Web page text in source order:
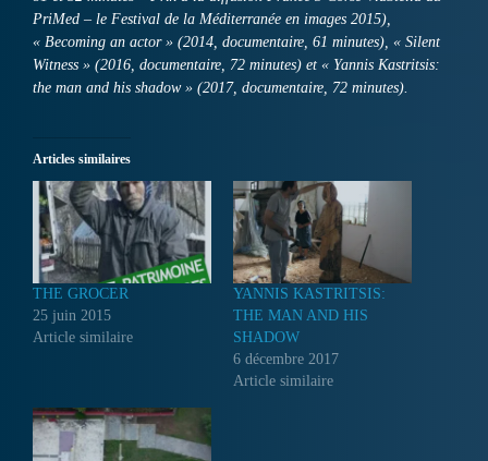
PriMed – le Festival de la Méditerranée en images 2015),
« Becoming an actor » (2014, documentaire, 61 minutes), « Silent
Witness » (2016, documentaire, 72 minutes) et « Yannis Kastritsis:
the man and his shadow » (2017, documentaire, 72 minutes).
Articles similaires
THE GROCER
25 juin 2015
Article similaire
YANNIS KASTRITSIS:
THE MAN AND HIS
SHADOW
6 décembre 2017
Article similaire